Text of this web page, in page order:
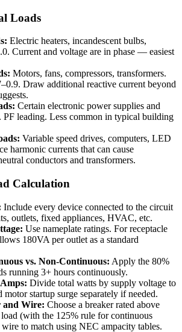
Loads
Electric heaters, incandescent bulbs,
Current and voltage are in phase — easiest
Motors, fans, compressors, transformers.
Draw additional reactive current beyond
Certain electronic power supplies and
PF leading. Less common in typical building
Variable speed drives, computers, LED
harmonic currents that can cause
conductors and transformers.
Calculation
Include every device connected to the circuit
outlets, fixed appliances, HVAC, etc.
Use nameplate ratings. For receptacle
180VA per outlet as a standard
vs. Non-Continuous: Apply the 80%
running 3+ hours continuously.
Divide total watts by supply voltage to
motor startup surge separately if needed.
and Wire: Choose a breaker rated above
(with the 125% rule for continuous
wire to match using NEC ampacity tables.